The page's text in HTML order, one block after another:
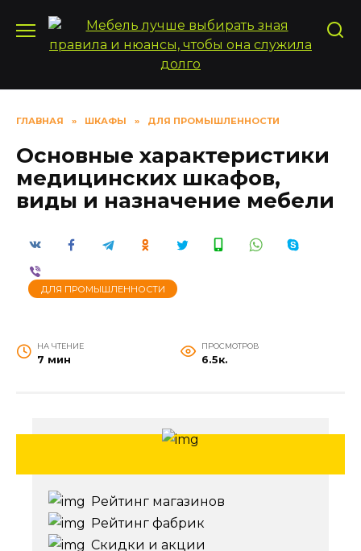
содержанию
ГЛАВНАЯ » ШКАФЫ » ДЛЯ ПРОМЫШЛЕННОСТИ
Основные характеристики
медицинских шкафов,
виды и назначение мебели
ДЛЯ ПРОМЫШЛЕННОСТИ
НА ЧТЕНИЕ
7 мин
ПРОСМОТРОВ
6.5к.
Рейтинг магазинов
Рейтинг фабрик
Скидки и акции